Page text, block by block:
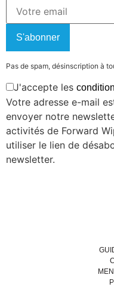
S'abonner
Pas de spam, désinscription à
J'accepte les
Votre adresse e-mail
envoyer notre
activités de Forward
utiliser le lien de
newsletter.